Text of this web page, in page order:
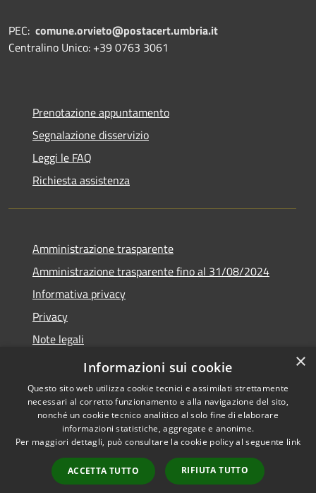
PEC: comune.orvieto@postacert.umbria.it
Centralino Unico: +39 0763 3061
Prenotazione appuntamento
Segnalazione disservizio
Leggi le FAQ
Richiesta assistenza
Amministrazione trasparente
Amministrazione trasparente fino al 31/08/2024
Informativa privacy
Privacy
Note legali
Dichiarazione di accessibilità
Accessibilità
Copyright © 2026 • Comune di
Orvieto • Powered by
Municipium•
Accesso
redazione
×
Informazioni sui cookie
Questo sito web utilizza cookie tecnici e assimilati strettamente
necessari al corretto funzionamento e alla navigazione del sito,
nonché un cookie tecnico analitico al solo fine di elaborare
informazioni statistiche, aggregate e anonime.
Per maggiori dettagli, può consultare la cookie policy al seguente link
ACCETTA TUTTO RIFIUTA TUTTO